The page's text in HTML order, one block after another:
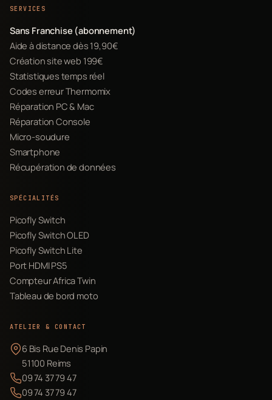
SERVICES
Sans Franchise (abonnement)
Aide à distance dès 19,90€
Création site web 199€
Statistiques temps réel
Codes erreur Thermomix
Réparation PC & Mac
Réparation Console
Micro-soudure
Smartphone
Récupération de données
SPÉCIALITÉS
Picofly Switch
Picofly Switch OLED
Picofly Switch Lite
Port HDMI PS5
Compteur Africa Twin
Tableau de bord moto
ATELIER & CONTACT
6 Bis Rue Denis Papin
51100 Reims
09 74 37 79 47
09 74 37 79 47